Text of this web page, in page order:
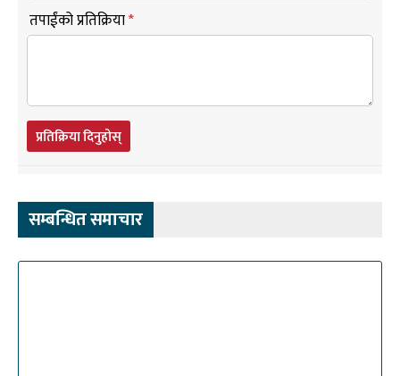
तपाईंको प्रतिक्रिया*
प्रतिक्रिया दिनुहोस्
सम्बन्धित समाचार